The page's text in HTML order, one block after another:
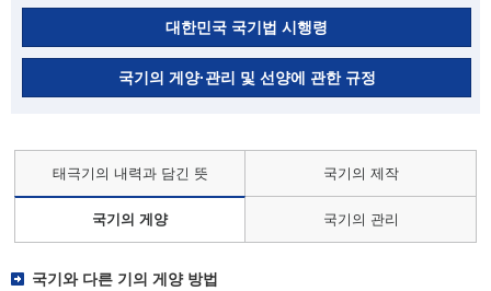
대한민국 국기법 시행령
국기의 게양·관리 및 선양에 관한 규정
태극기의 내력과 담긴 뜻 국기의 제작
국기의 게양 국기의 관리
국기와 다른 기의 게양 방법